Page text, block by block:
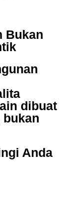
Bukan
dibuat
Anda